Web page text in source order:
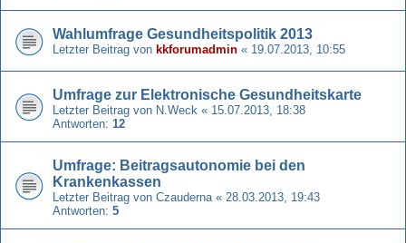
Wahlumfrage Gesundheitspolitik 2013
Letzter Beitrag von kkforumadmin « 19.07.2013, 10:55
Umfrage zur Elektronische Gesundheitskarte
Letzter Beitrag von N.Weck « 15.07.2013, 18:38
Antworten: 12
Umfrage: Beitragsautonomie bei den
Krankenkassen
Letzter Beitrag von Czauderna « 28.03.2013, 19:43
Antworten: 5